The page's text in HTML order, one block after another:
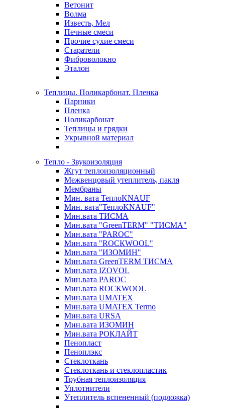
Ветонит
Волма
Известь, Мел
Печные смеси
Прочие сухие смеси
Старатели
Фиброволокно
Эталон
Теплицы. Поликарбонат. Пленка
Парники
Пленка
Поликарбонат
Теплицы и грядки
Укрывной материал
Тепло - Звукоизоляция
Жгут теплоизоляционный
Межвенцовый утеплитель, пакля
Мембраны
Мин. вата ТеплоKNAUF
Мин. вата"ТеплоKNAUF"
Мин.вата ТИСМА
Мин.вата "GreenTERM" "ТИСМА"
Мин.вата "PAROC"
Мин.вата "ROCКWOOL"
Мин.вата "ИЗОМИН"
Мин.вата GreenTERM ТИСМА
Мин.вата IZOVOL
Мин.вата PAROC
Мин.вата ROCКWOOL
Мин.вата UMATEX
Мин.вата UMATEX Termo
Мин.вата URSA
Мин.вата ИЗОМИН
Мин.вата РОКЛАЙТ
Пенопласт
Пеноплэкс
Стеклоткань
Стеклоткань и стеклопластик
Трубная теплоизоляция
Уплотнители
Утеплитель вспененный (подложка)